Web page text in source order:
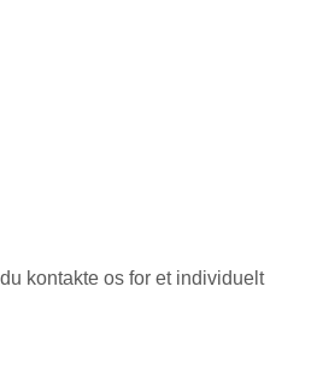
kontakte os for et individuelt